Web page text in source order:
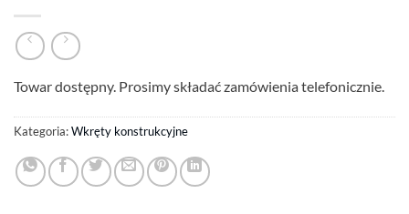
Towar dostępny. Prosimy składać zamówienia telefonicznie.
Kategoria:Wkręty konstrukcyjne